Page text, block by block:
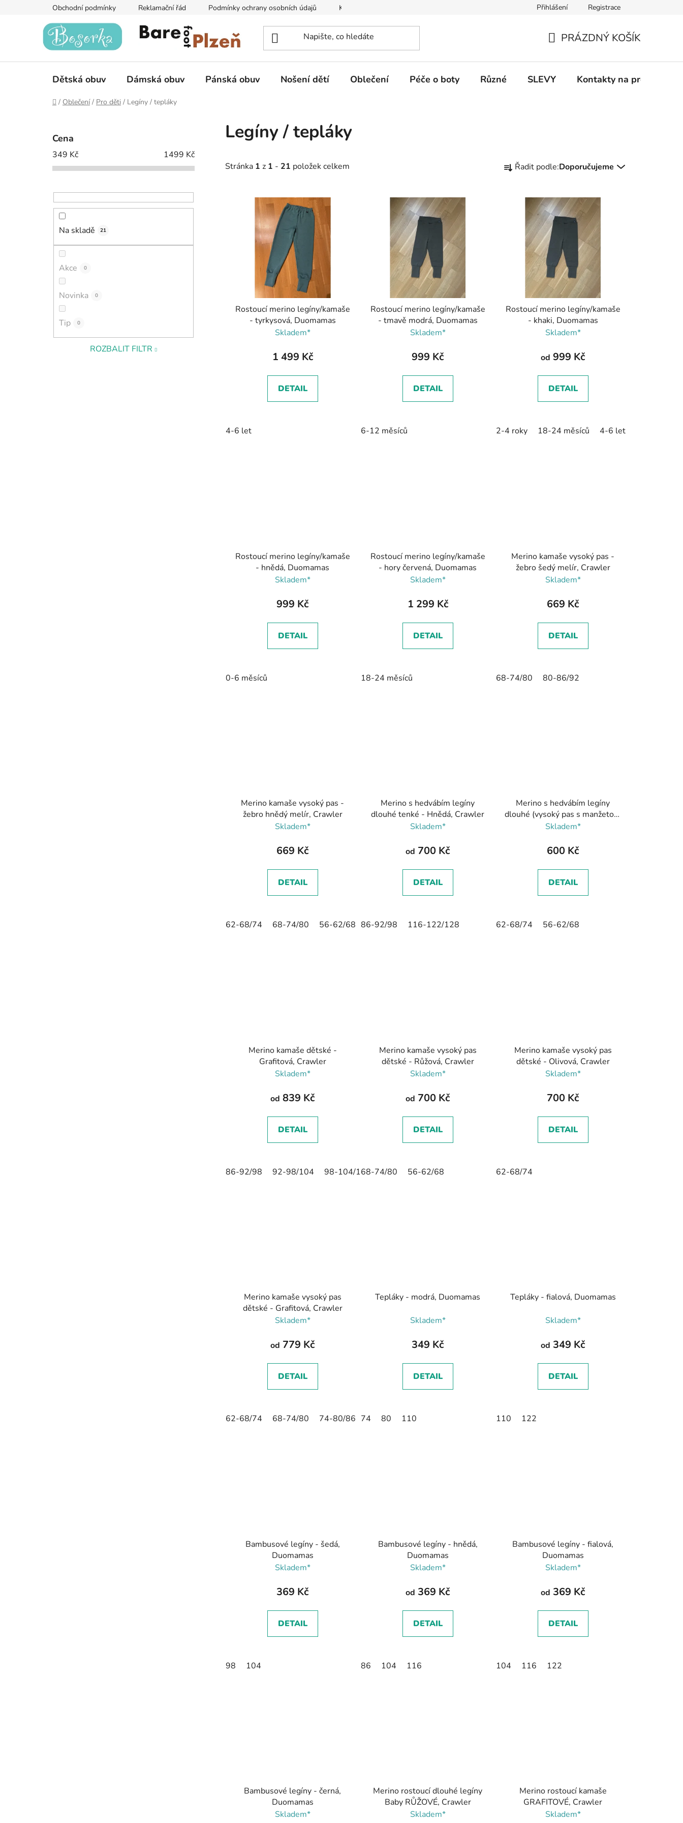
Obchodní podmínky Reklamační řád Podmínky ochrany osobních údajů Kontakty na prodejny Informace k on-line platbám Odstoupení od
Přihlášení Registrace
KOŠÍK
PRÁZDNÝ KOŠÍK
Dětská obuv Dámská obuv Pánská obuv Nošení dětí Oblečení Péče o boty Různé SLEVY Kontakty na prodejny
Domů
/ Oblečení / Pro děti / Legíny / tepláky
Cena
349 Kč 1499 Kč
Na skladě 21
Akce 0
Novinka 0
Tip 0
ROZBALIT FILTR
Legíny / tepláky
Stránka 1 z 1 - 21 položek celkem
a
k
Řadit podle:Doporučujeme
Rostoucí merino legíny/kamaše
- tyrkysová, Duomamas
Skladem*
1 499 Kč
DETAIL
4-6 let
Rostoucí merino legíny/kamaše
- tmavě modrá, Duomamas
Skladem*
999 Kč
DETAIL
6-12 měsíců
Rostoucí merino legíny/kamaše
- khaki, Duomamas
Skladem*
od 999 Kč
DETAIL
2-4 roky 18-24 měsíců 4-6 let
Rostoucí merino legíny/kamaše
- hnědá, Duomamas
Skladem*
999 Kč
DETAIL
0-6 měsíců
Rostoucí merino legíny/kamaše
- hory červená, Duomamas
Skladem*
1 299 Kč
DETAIL
18-24 měsíců
Merino kamaše vysoký pas -
žebro šedý melír, Crawler
Skladem*
669 Kč
DETAIL
68-74/80 80-86/92
Merino kamaše vysoký pas -
žebro hnědý melír, Crawler
Skladem*
669 Kč
DETAIL
62-68/74 68-74/80 56-62/68
Merino s hedvábím legíny
dlouhé tenké - Hnědá, Crawler
Skladem*
od 700 Kč
DETAIL
86-92/98 116-122/128
Merino s hedvábím legíny
dlouhé (vysoký pas s manžetou)
tenké - Hnědá (střih na látkovou
Skladem*
600 Kč
DETAIL
62-68/74 56-62/68
Merino kamaše dětské -
Grafitová, Crawler
Skladem*
od 839 Kč
DETAIL
86-92/98 92-98/104 98-104/110 104-110/116 110-116/122 116-122/128
Merino kamaše vysoký pas
dětské - Růžová, Crawler
Skladem*
od 700 Kč
DETAIL
68-74/80 56-62/68
Merino kamaše vysoký pas
dětské - Olivová, Crawler
Skladem*
700 Kč
DETAIL
62-68/74
Merino kamaše vysoký pas
dětské - Grafitová, Crawler
Skladem*
od 779 Kč
DETAIL
62-68/74 68-74/80 74-80/86 80-86/92 56-62/68 92-98/104
Tepláky - modrá, Duomamas
Skladem*
349 Kč
DETAIL
74 80 110
Tepláky - fialová, Duomamas
Skladem*
od 349 Kč
DETAIL
110 122
Bambusové legíny - šedá,
Duomamas
Skladem*
369 Kč
DETAIL
98 104
Bambusové legíny - hnědá,
Duomamas
Skladem*
od 369 Kč
DETAIL
86 104 116
Bambusové legíny - fialová,
Duomamas
Skladem*
od 369 Kč
DETAIL
104 116 122
Bambusové legíny - černá,
Duomamas
Skladem*
Merino rostoucí dlouhé legíny
Baby RŮŽOVÉ, Crawler
Skladem*
Merino rostoucí kamaše
GRAFITOVÉ, Crawler
Skladem*